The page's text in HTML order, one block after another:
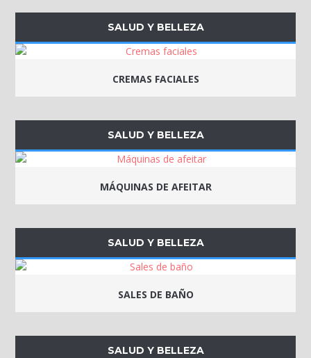
SALUD Y BELLEZA
CREMAS FACIALES
SALUD Y BELLEZA
MÁQUINAS DE AFEITAR
SALUD Y BELLEZA
SALES DE BAÑO
SALUD Y BELLEZA